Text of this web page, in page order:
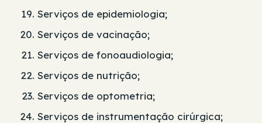
Serviços de epidemiologia;
Serviços de vacinação;
Serviços de fonoaudiologia;
Serviços de nutrição;
Serviços de optometria;
Serviços de instrumentação cirúrgica;